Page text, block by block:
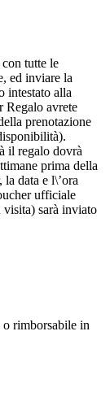
tutte le
ed inviare la
intestato alla
Regalo avrete
prenotazione
il regalo dovrà
prima della
data e l\’ora
ufficiale
visita) sarà inviato
rimborsabile in